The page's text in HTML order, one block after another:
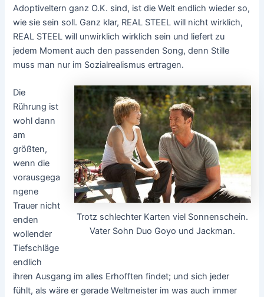
Adoptiveltern ganz O.K. sind, ist die Welt endlich wieder so,
wie sie sein soll. Ganz klar, REAL STEEL will nicht wirklich,
REAL STEEL will unwirklich wirklich sein und liefert zu
jedem Moment auch den passenden Song, denn Stille
muss man nur im Sozialrealismus ertragen.
Trotz schlechter Karten viel Sonnenschein.
Vater Sohn Duo Goyo und Jackman.
Die
Rührung ist
wohl dann
am
größten,
wenn die
vorausgega
ngene
Trauer nicht
enden
wollender
Tiefschläge
endlich
ihren Ausgang im alles Erhofften findet; und sich jeder
fühlt, als wäre er gerade Weltmeister im was auch immer